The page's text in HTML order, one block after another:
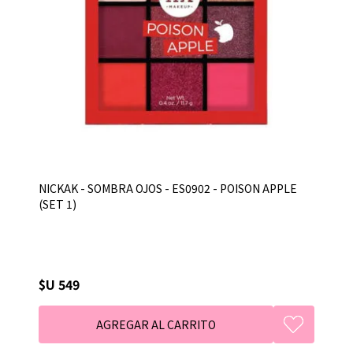
NICKAK - SOMBRA OJOS - ES0902 - POISON APPLE
(SET 1)
$U 549